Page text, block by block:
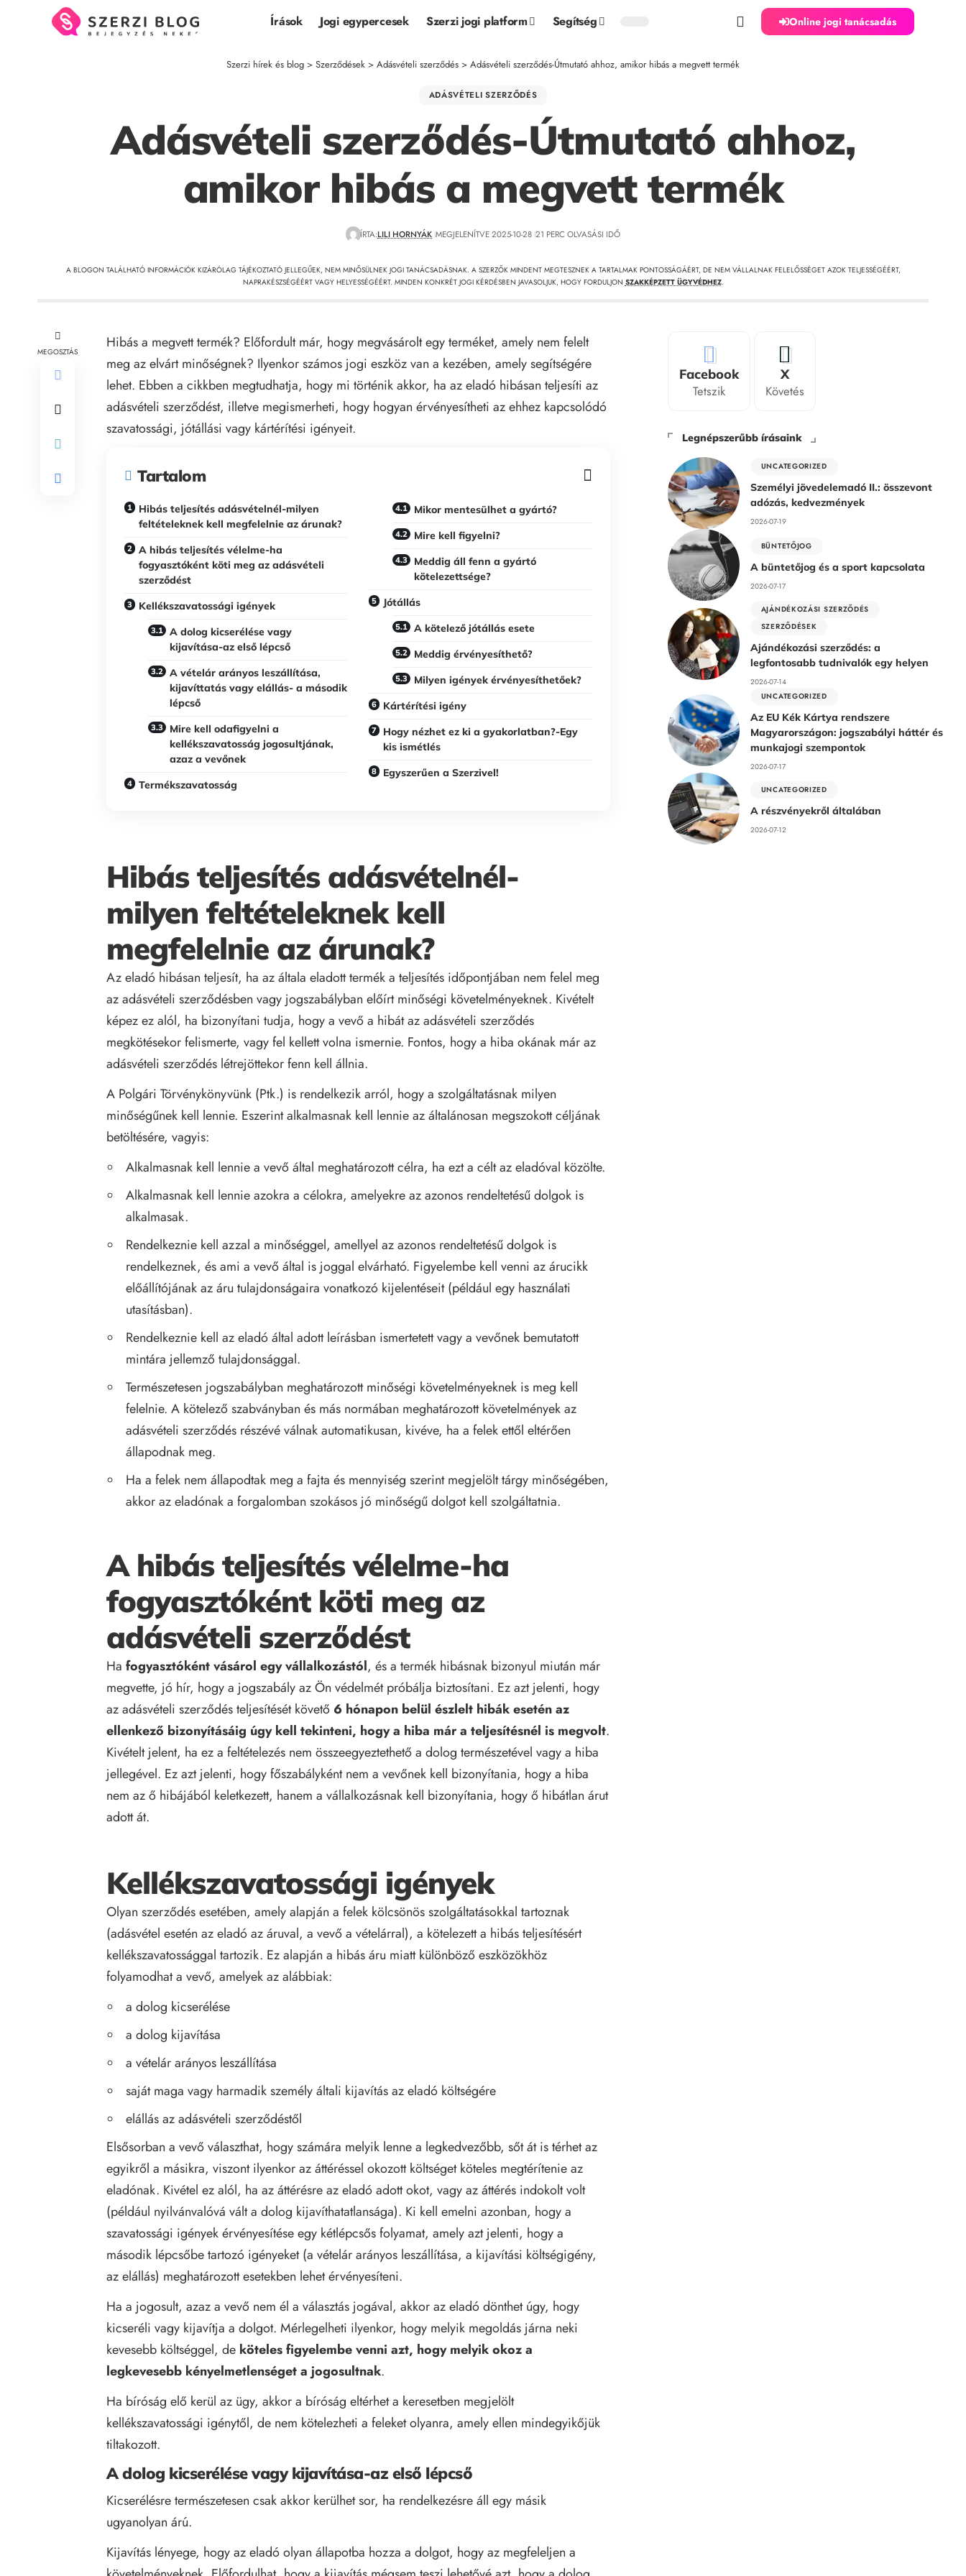
Írások Jogi egypercesek Szerzi jogi platform Segítség Online jogi tanácsadás
Szerzi hírek és blog > Szerződések > Adásvételi szerződés > Adásvételi szerződés-Útmutató ahhoz, amikor hibás a megvett termék
ADÁSVÉTELI SZERZŐDÉS
Adásvételi szerződés-Útmutató ahhoz,
amikor hibás a megvett termék
ÍRTA:LILI HORNYÁK MEGJELENÍTVE 2025-10-28 21 PERC OLVASÁSI IDŐ
A BLOGON TALÁLHATÓ INFORMÁCIÓK KIZÁRÓLAG TÁJÉKOZTATÓ JELLEGŰEK, NEM MINŐSÜLNEK JOGI TANÁCSADÁSNAK. A SZERZŐK MINDENT MEGTESZNEK A TARTALMAK PONTOSSÁGÁÉRT, DE NEM VÁLLALNAK FELELŐSSÉGET AZOK TELJESSÉGÉÉRT,
NAPRAKÉSZSÉGÉÉRT VAGY HELYESSÉGÉÉRT. MINDEN KONKRÉT JOGI KÉRDÉSBEN JAVASOLJUK, HOGY FORDULJON SZAKKÉPZETT ÜGYVÉDHEZ.
MEGOSZTÁS
Hibás a megvett termék? Előfordult már, hogy megvásárolt egy terméket, amely nem felelt
meg az elvárt minőségnek? Ilyenkor számos jogi eszköz van a kezében, amely segítségére
lehet. Ebben a cikkben megtudhatja, hogy mi történik akkor, ha az eladó hibásan teljesíti az
adásvételi szerződést, illetve megismerheti, hogy hogyan érvényesítheti az ehhez kapcsolódó
szavatossági, jótállási vagy kártérítési igényeit.
Tartalom
Hibás teljesítés adásvételnél-milyen
feltételeknek kell megfelelnie az árunak?
A hibás teljesítés vélelme-ha
fogyasztóként köti meg az adásvételi
szerződést
Kellékszavatossági igények
A dolog kicserélése vagy
kijavítása-az első lépcső
A vételár arányos leszállítása,
kijavíttatás vagy elállás- a második
lépcső
Mire kell odafigyelni a
kellékszavatosság jogosultjának,
azaz a vevőnek
Termékszavatosság
Mikor mentesülhet a gyártó?
Mire kell figyelni?
Meddig áll fenn a gyártó
kötelezettsége?
Jótállás
A kötelező jótállás esete
Meddig érvényesíthető?
Milyen igények érvényesíthetőek?
Kártérítési igény
Hogy nézhet ez ki a gyakorlatban?-Egy
kis ismétlés
Egyszerűen a Szerzivel!
Hibás teljesítés adásvételnél-
milyen feltételeknek kell
megfelelnie az árunak?
Az eladó hibásan teljesít, ha az általa eladott termék a teljesítés időpontjában nem felel meg
az adásvételi szerződésben vagy jogszabályban előírt minőségi követelményeknek. Kivételt
képez ez alól, ha bizonyítani tudja, hogy a vevő a hibát az adásvételi szerződés
megkötésekor felismerte, vagy fel kellett volna ismernie. Fontos, hogy a hiba okának már az
adásvételi szerződés létrejöttekor fenn kell állnia.
A Polgári Törvénykönyvünk (Ptk.) is rendelkezik arról, hogy a szolgáltatásnak milyen
minőségűnek kell lennie. Eszerint alkalmasnak kell lennie az általánosan megszokott céljának
betöltésére, vagyis:
Alkalmasnak kell lennie a vevő által meghatározott célra, ha ezt a célt az eladóval közölte.
Alkalmasnak kell lennie azokra a célokra, amelyekre az azonos rendeltetésű dolgok is
alkalmasak.
Rendelkeznie kell azzal a minőséggel, amellyel az azonos rendeltetésű dolgok is
rendelkeznek, és ami a vevő által is joggal elvárható. Figyelembe kell venni az árucikk
előállítójának az áru tulajdonságaira vonatkozó kijelentéseit (például egy használati
utasításban).
Rendelkeznie kell az eladó által adott leírásban ismertetett vagy a vevőnek bemutatott
mintára jellemző tulajdonsággal.
Természetesen jogszabályban meghatározott minőségi követelményeknek is meg kell
felelnie. A kötelező szabványban és más normában meghatározott követelmények az
adásvételi szerződés részévé válnak automatikusan, kivéve, ha a felek ettől eltérően
állapodnak meg.
Ha a felek nem állapodtak meg a fajta és mennyiség szerint megjelölt tárgy minőségében,
akkor az eladónak a forgalomban szokásos jó minőségű dolgot kell szolgáltatnia.
A hibás teljesítés vélelme-ha
fogyasztóként köti meg az
adásvételi szerződést
Ha fogyasztóként vásárol egy vállalkozástól, és a termék hibásnak bizonyul miután már
megvette, jó hír, hogy a jogszabály az Ön védelmét próbálja biztosítani. Ez azt jelenti, hogy
az adásvételi szerződés teljesítését követő 6 hónapon belül észlelt hibák esetén az
ellenkező bizonyításáig úgy kell tekinteni, hogy a hiba már a teljesítésnél is megvolt.
Kivételt jelent, ha ez a feltételezés nem összeegyeztethető a dolog természetével vagy a hiba
jellegével. Ez azt jelenti, hogy főszabályként nem a vevőnek kell bizonyítania, hogy a hiba
nem az ő hibájából keletkezett, hanem a vállalkozásnak kell bizonyítania, hogy ő hibátlan árut
adott át.
Kellékszavatossági igények
Olyan szerződés esetében, amely alapján a felek kölcsönös szolgáltatásokkal tartoznak
(adásvétel esetén az eladó az áruval, a vevő a vételárral), a kötelezett a hibás teljesítésért
kellékszavatossággal tartozik. Ez alapján a hibás áru miatt különböző eszközökhöz
folyamodhat a vevő, amelyek az alábbiak:
a dolog kicserélése
a dolog kijavítása
a vételár arányos leszállítása
saját maga vagy harmadik személy általi kijavítás az eladó költségére
elállás az adásvételi szerződéstől
Elsősorban a vevő választhat, hogy számára melyik lenne a legkedvezőbb, sőt át is térhet az
egyikről a másikra, viszont ilyenkor az áttéréssel okozott költséget köteles megtérítenie az
eladónak. Kivétel ez alól, ha az áttérésre az eladó adott okot, vagy az áttérés indokolt volt
(például nyilvánvalóvá vált a dolog kijavíthatatlansága). Ki kell emelni azonban, hogy a
szavatossági igények érvényesítése egy kétlépcsős folyamat, amely azt jelenti, hogy a
második lépcsőbe tartozó igényeket (a vételár arányos leszállítása, a kijavítási költségigény,
az elállás) meghatározott esetekben lehet érvényesíteni.
Ha a jogosult, azaz a vevő nem él a választás jogával, akkor az eladó dönthet úgy, hogy
kicseréli vagy kijavítja a dolgot. Mérlegelheti ilyenkor, hogy melyik megoldás járna neki
kevesebb költséggel, de köteles figyelembe venni azt, hogy melyik okoz a
legkevesebb kényelmetlenséget a jogosultnak.
Ha bíróság elő kerül az ügy, akkor a bíróság eltérhet a keresetben megjelölt
kellékszavatossági igénytől, de nem kötelezheti a feleket olyanra, amely ellen mindegyikőjük
tiltakozott.
A dolog kicserélése vagy kijavítása-az első lépcső
Kicserélésre természetesen csak akkor kerülhet sor, ha rendelkezésre áll egy másik
ugyanolyan árú.
Kijavítás lényege, hogy az eladó olyan állapotba hozza a dolgot, hogy az megfeleljen a
Facebook
Tetszik
X
Követés
Legnépszerűbb írásaink
UNCATEGORIZED
Személyi jövedelemadó II.: összevont
adózás, kedvezmények
2026-07-19
BÜNTETŐJOG
A büntetőjog és a sport kapcsolata
2026-07-17
AJÁNDÉKOZÁSI SZERZŐDÉS
SZERZŐDÉSEK
Ajándékozási szerződés: a
legfontosabb tudnivalók egy helyen
2026-07-14
UNCATEGORIZED
Az EU Kék Kártya rendszere
Magyarországon: jogszabályi háttér és
munkajogi szempontok
2026-07-17
UNCATEGORIZED
A részvényekről általában
2026-07-12